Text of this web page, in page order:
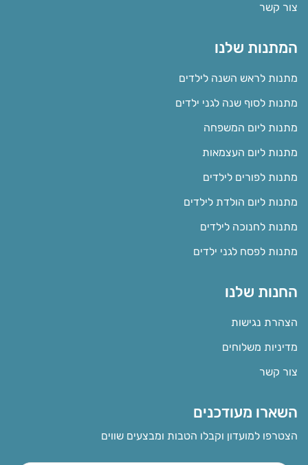
צור קשר
המתנות שלנו
מתנות לראש השנה לילדים
מתנות לסוף שנה לגני ילדים
מתנות ליום המשפחה
מתנות ליום העצמאות
מתנות לפורים לילדים
מתנות ליום הולדת לילדים
מתנות לחנוכה לילדים
מתנות לפסח לגני ילדים
החנות שלנו
הצהרת נגישות
מדיניות משלוחים
צור קשר
השארו מעודכנים
הצטרפו למועדון וקבלו הטבות ומבצעים שווים